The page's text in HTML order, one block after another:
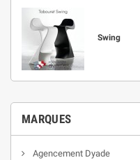
Swing
MARQUES
Agencement Dyade